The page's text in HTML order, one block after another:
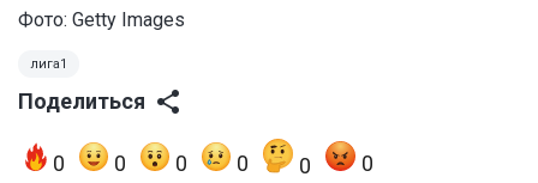
Фото: Getty Images
лига1
Поделиться
0 0 0 0 0 0